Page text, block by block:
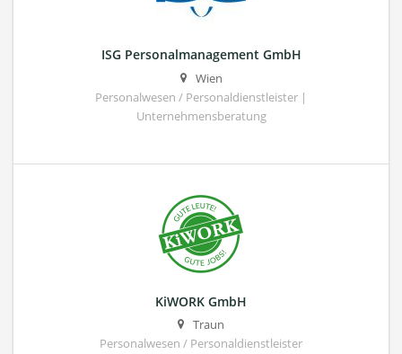
ISG Personalmanagement GmbH
Wien
Personalwesen / Personaldienstleister |
Unternehmensberatung
KiWORK GmbH
Traun
Personalwesen / Personaldienstleister